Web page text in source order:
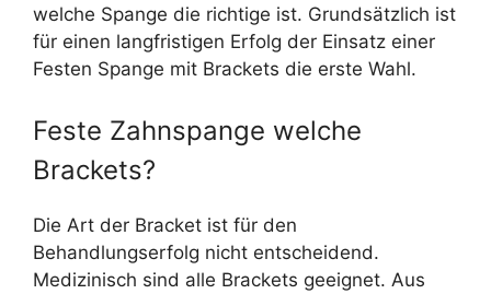
welche Spange die richtige ist. Grundsätzlich ist
für einen langfristigen Erfolg der Einsatz einer
Festen Spange mit Brackets die erste Wahl.
Feste Zahnspange welche
Brackets?
Die Art der Bracket ist für den
Behandlungserfolg nicht entscheidend.
Medizinisch sind alle Brackets geeignet. Aus